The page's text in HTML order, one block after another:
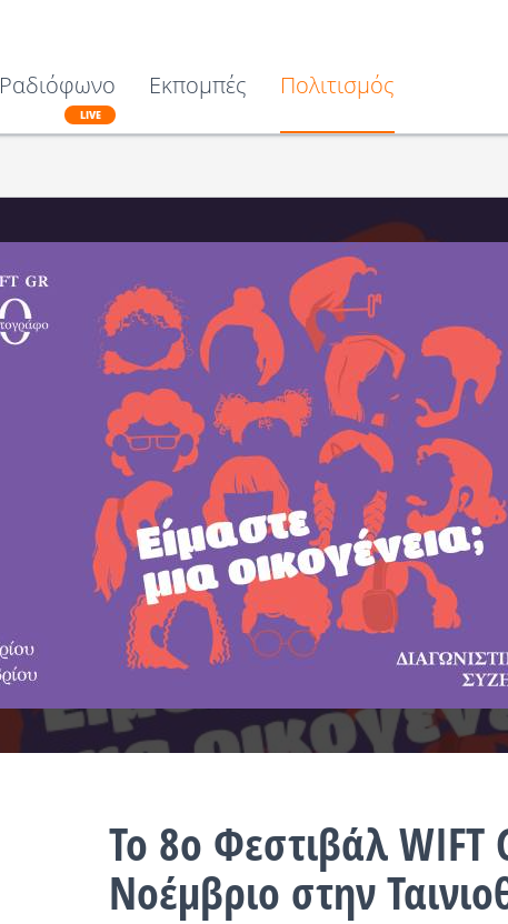
Ραδιόφωνο
LIVE
Εκπομπές Πολιτισμός
Το 8ο Φεστιβάλ WIFT
Νοέμβριο στην